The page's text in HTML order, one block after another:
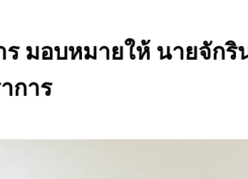
มอบหมายให้​ นายจักริ
การ​